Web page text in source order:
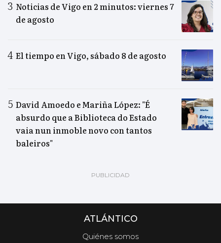
Noticias de Vigo en 2 minutos: viernes 7
de agosto
El tiempo en Vigo, sábado 8 de agosto
David Amoedo e Mariña López: "É
absurdo que a Biblioteca do Estado
vaia nun inmoble novo con tantos
baleiros"
ATLÁNTICO
Quiénes somos